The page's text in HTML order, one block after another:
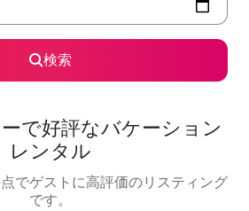
検索
で好評なバケーション
レンタル
でゲストに高評価のリスティング
です。